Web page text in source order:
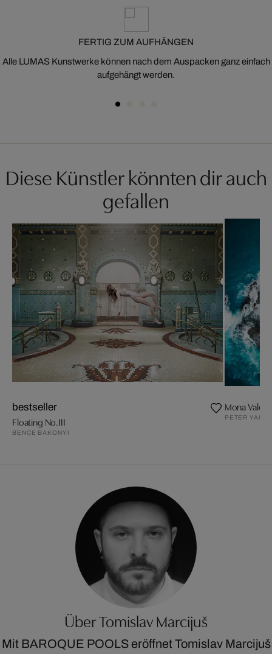
FERTIG ZUM AUFHÄNGEN
Alle LUMAS Kunstwerke können nach dem Auspacken ganz einfach
aufgehängt werden.
Diese Künstler könnten dir auch
gefallen
bestseller
Floating No.III
BENCE BAKONYI
Mona Vale
PETER YAN
Über Tomislav Marcijuš
Mit BAROQUE POOLS eröffnet Tomislav Marcijuš